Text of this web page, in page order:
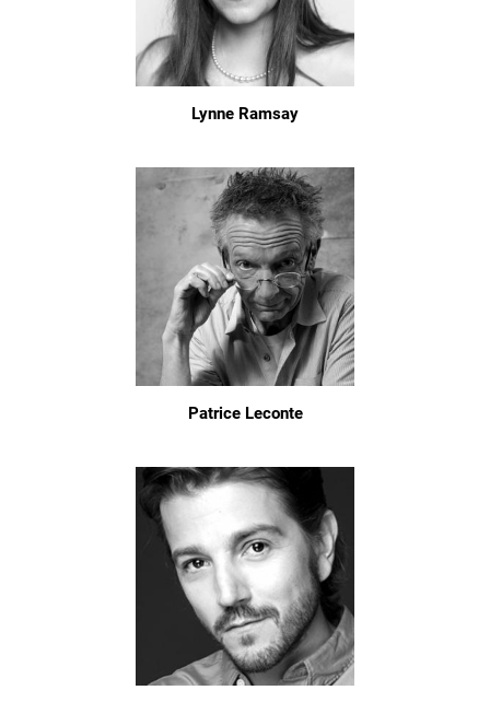
Lynne Ramsay
Patrice Leconte